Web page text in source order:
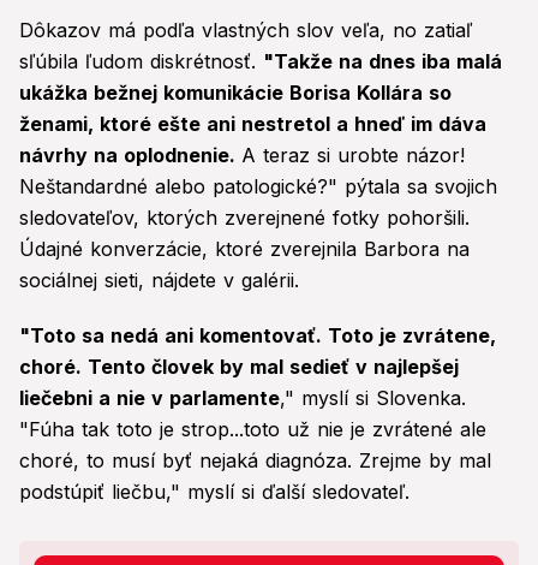
Dôkazov má podľa vlastných slov veľa, no zatiaľ
sľúbila ľudom diskrétnosť. "Takže na dnes iba malá
ukážka bežnej komunikácie Borisa Kollára so
ženami, ktoré ešte ani nestretol a hneď im dáva
návrhy na oplodnenie. A teraz si urobte názor!
Neštandardné alebo patologické?" pýtala sa svojich
sledovateľov, ktorých zverejnené fotky pohoršili.
Údajné konverzácie, ktoré zverejnila Barbora na
sociálnej sieti, nájdete v galérii.
"Toto sa nedá ani komentovať. Toto je zvrátene,
choré. Tento človek by mal sedieť v najlepšej
liečebni a nie v parlamente," myslí si Slovenka.
"Fúha tak toto je strop...toto už nie je zvrátené ale
choré, to musí byť nejaká diagnóza. Zrejme by mal
podstúpiť liečbu," myslí si ďalší sledovateľ.